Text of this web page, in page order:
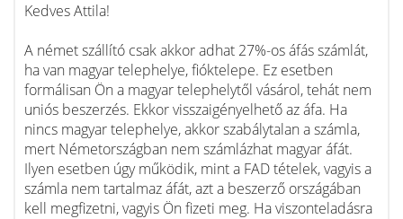
Kedves Attila!
A német szállító csak akkor adhat 27%-os áfás számlát,
ha van magyar telephelye, fióktelepe. Ez esetben
formálisan Ön a magyar telephelytől vásárol, tehát nem
uniós beszerzés. Ekkor visszaigényelhető az áfa. Ha
nincs magyar telephelye, akkor szabálytalan a számla,
mert Németországban nem számlázhat magyar áfát.
Ilyen esetben úgy működik, mint a FAD tételek, vagyis a
számla nem tartalmaz áfát, azt a beszerző országában
kell megfizetni, vagyis Ön fizeti meg. Ha viszonteladásra